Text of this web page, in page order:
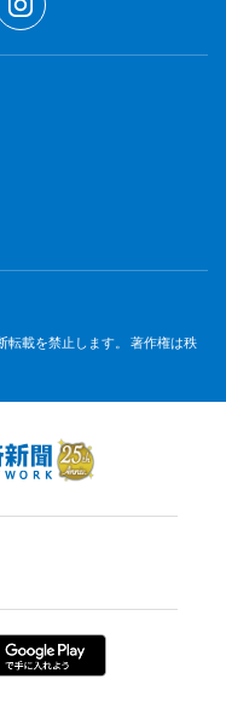
転載を禁止します。 著作権は秩